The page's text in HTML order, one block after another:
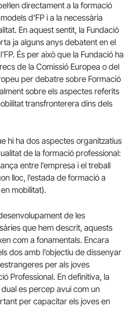
directament a la formació
d’FP i a la necessària
En aquest sentit, la Fundació
ja alguns anys debatent en el
És per això que la Fundació ha
de la Comissió Europea o del
per debatre sobre Formació
sobre els aspectes referits
transfronterera dins dels
hi ha dos aspectes organitzatius
de la formació professional:
entre l’empresa i el treball
lloc, l’estada de formació a
mobilitat).
de les
que hem descrit, aquests
com a fonamentals. Encara
dos amb l’objectiu de dissenyar
per als joves
Professional. En definitiva, la
es percep avui com un
per capacitar els joves en